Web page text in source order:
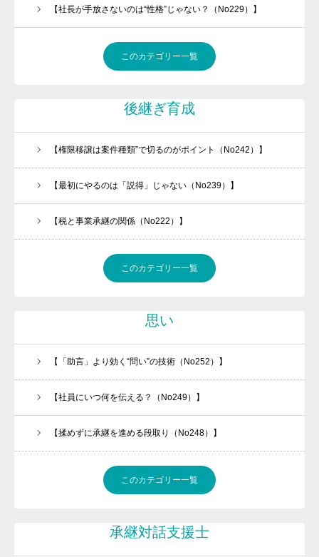
【社長が手放さないのは“性格”じゃない？（No229）】
このカテゴリー一覧
後継ぎ育成
【権限移譲は案件種類”で切るのがポイント（No242）】
【最初にやるのは「説得」じゃない（No239）】
【税と事業承継の関係（No222）】
このカテゴリー一覧
思い
【「助言」より効く“問い”の技術（No252）】
【社員にいつ何を伝える？（No249）】
【揉めずに承継を進める段取り（No248）】
このカテゴリー一覧
承継対話支援士